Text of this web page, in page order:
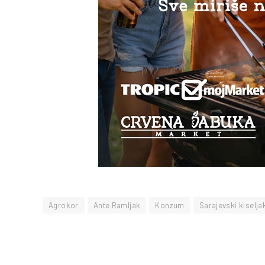
Agrokor Ante Ramljak Konzum Sarajevski